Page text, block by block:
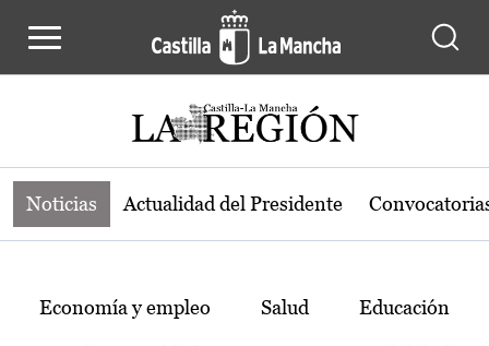
Noticias de la región de Castilla-La
Noticias Actualidad del Presidente
Temas
Economía y empleo Salud Educación